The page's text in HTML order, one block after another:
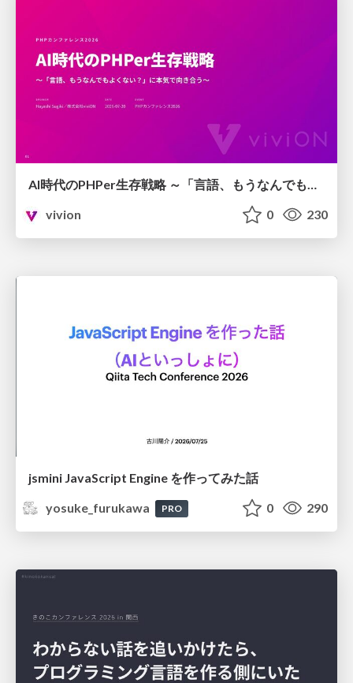
vivion
0 230
jsmini JavaScript Engine を作ってみた話
yosuke_furukawa
PRO 0 290